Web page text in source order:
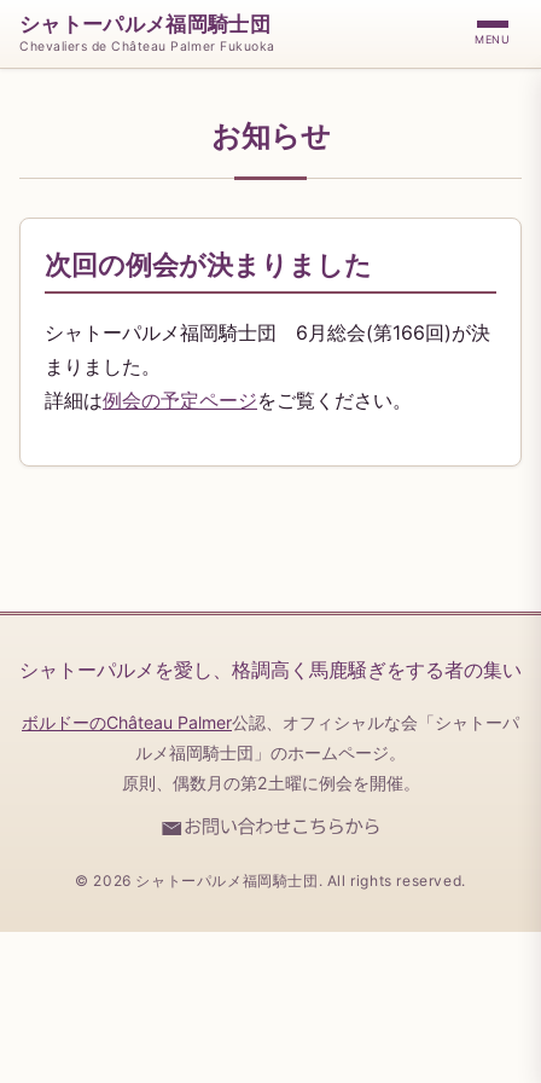
シャトーパルメ福岡騎士団
Chevaliers de Château Palmer Fukuoka MENU
お知らせ
次回の例会が決まりました
シャトーパルメ福岡騎士団 6月総会(第166回)が決
まりました。
詳細は例会の予定ページをご覧ください。
シャトーパルメを愛し、格調高く馬鹿騒ぎをする者の集い
ボルドーのChâteau Palmer公認、オフィシャルな会「シャトーパ
ルメ福岡騎士団」のホームページ。
原則、偶数月の第2土曜に例会を開催。
© 2026 シャトーパルメ福岡騎士団. All rights reserved.